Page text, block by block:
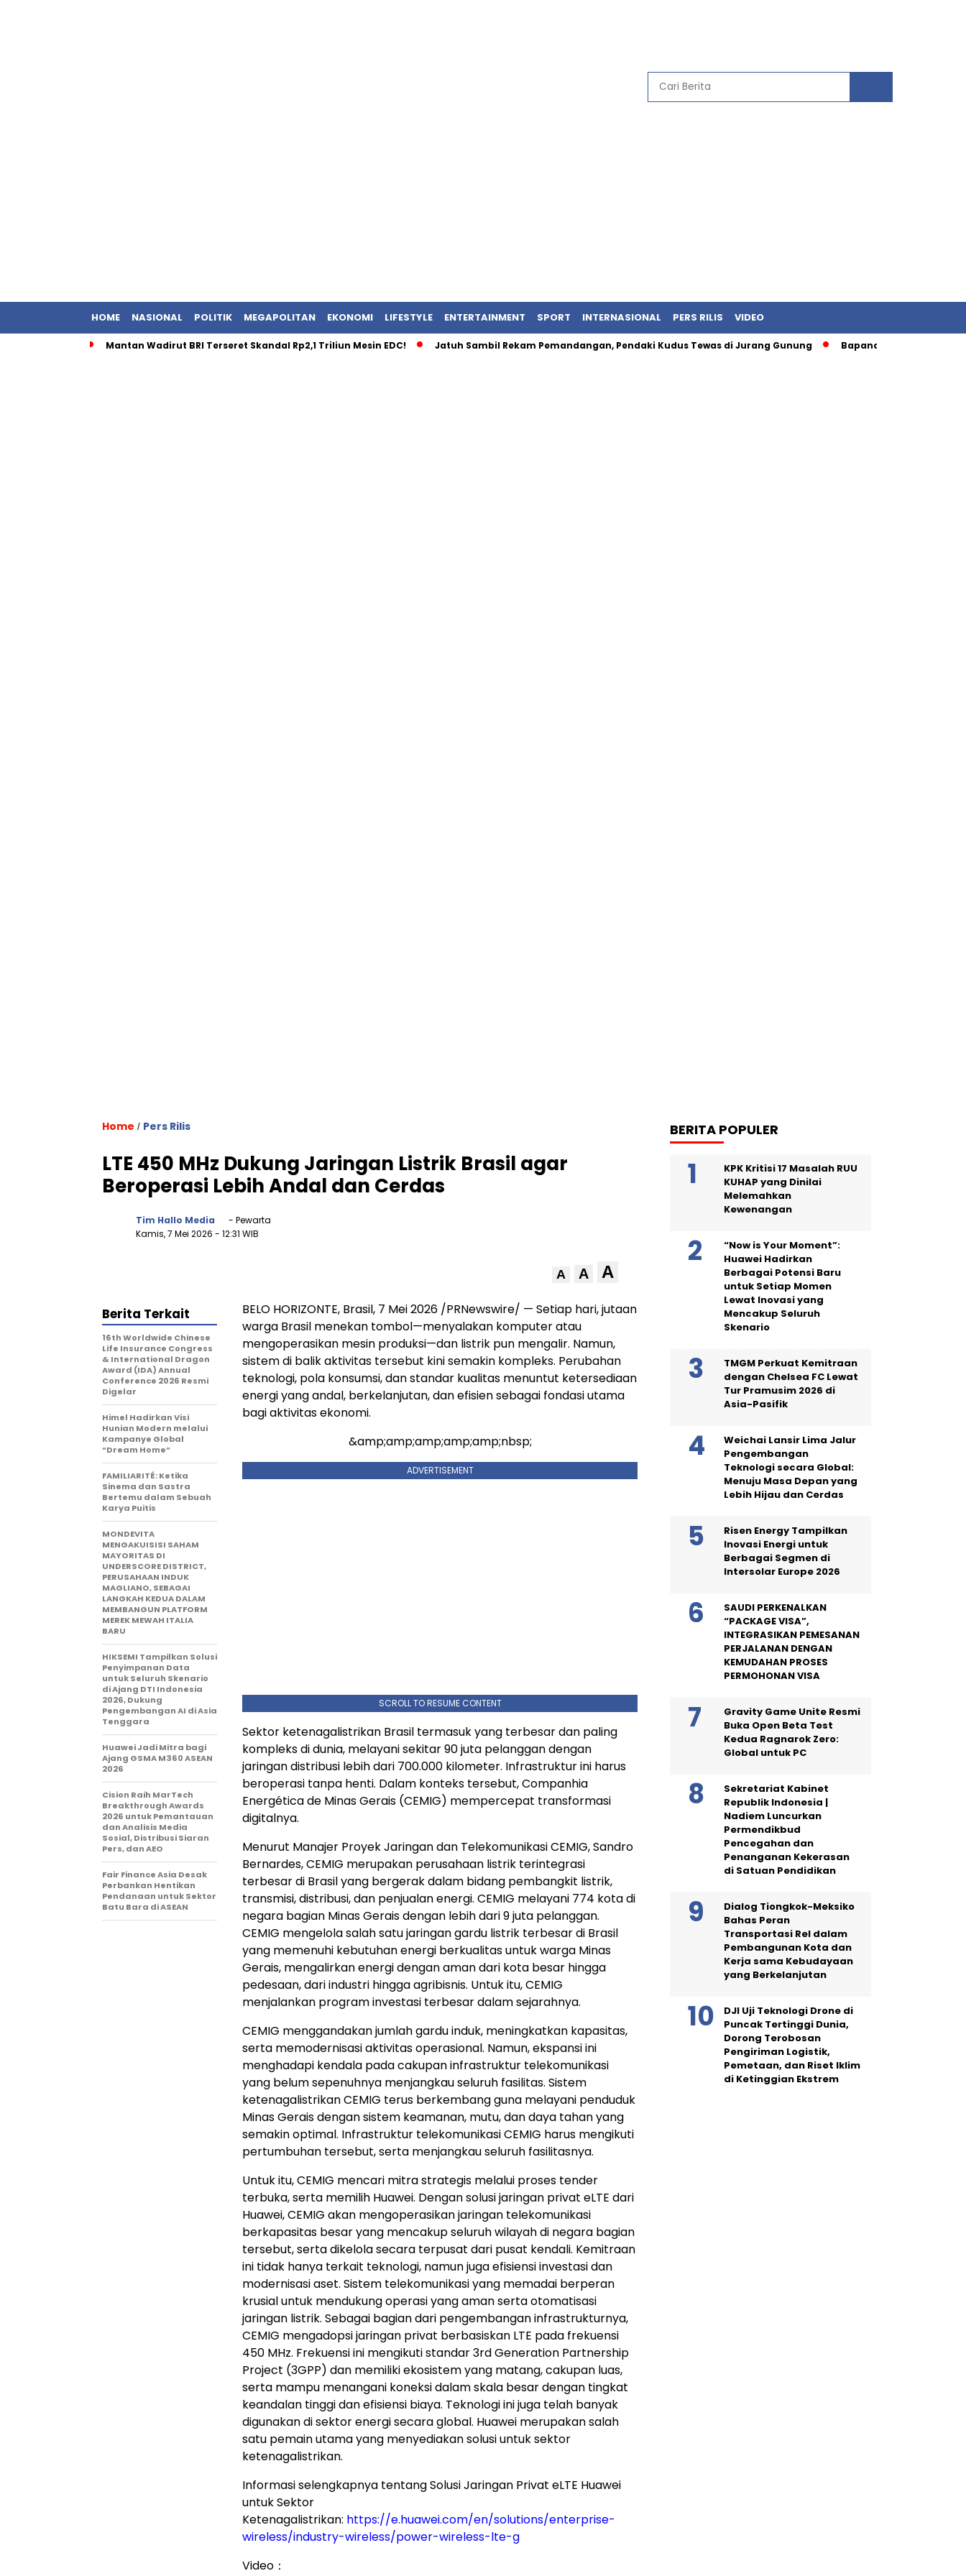
HOME NASIONAL POLITIK MEGAPOLITAN EKONOMI LIFESTYLE ENTERTAINMENT SPORT INTERNASIONAL PERS RILIS VIDEO
Mantan Wadirut BRI Terseret Skandal Rp2,1 Triliun Mesin EDC! Jatuh Sambil Rekam Pemandangan, Pendaki Kudus Tewas di Jurang Gunung Bapanas Umumkan
Home / Pers Rilis
LTE 450 MHz Dukung Jaringan Listrik Brasil agar
Beroperasi Lebih Andal dan Cerdas
Tim Hallo Media
- Pewarta
Kamis, 7 Mei 2026 - 12:31 WIB
A A A
BELO HORIZONTE, Brasil, 7 Mei 2026 /PRNewswire/ — Setiap hari, jutaan
warga Brasil menekan tombol—menyalakan komputer atau
mengoperasikan mesin produksi—dan listrik pun mengalir. Namun,
sistem di balik aktivitas tersebut kini semakin kompleks. Perubahan
teknologi, pola konsumsi, dan standar kualitas menuntut ketersediaan
energi yang andal, berkelanjutan, dan efisien sebagai fondasi utama
bagi aktivitas ekonomi.
&amp;amp;amp;amp;amp;nbsp;
ADVERTISEMENT
SCROLL TO RESUME CONTENT
Sektor ketenagalistrikan Brasil termasuk yang terbesar dan paling
kompleks di dunia, melayani sekitar 90 juta pelanggan dengan
jaringan distribusi lebih dari 700.000 kilometer. Infrastruktur ini harus
beroperasi tanpa henti. Dalam konteks tersebut, Companhia
Energética de Minas Gerais (CEMIG) mempercepat transformasi
digitalnya.
Menurut Manajer Proyek Jaringan dan Telekomunikasi CEMIG, Sandro
Bernardes, CEMIG merupakan perusahaan listrik terintegrasi
terbesar di Brasil yang bergerak dalam bidang pembangkit listrik,
transmisi, distribusi, dan penjualan energi. CEMIG melayani 774 kota di
negara bagian Minas Gerais dengan lebih dari 9 juta pelanggan.
CEMIG mengelola salah satu jaringan gardu listrik terbesar di Brasil
yang memenuhi kebutuhan energi berkualitas untuk warga Minas
Gerais, mengalirkan energi dengan aman dari kota besar hingga
pedesaan, dari industri hingga agribisnis. Untuk itu, CEMIG
menjalankan program investasi terbesar dalam sejarahnya.
CEMIG menggandakan jumlah gardu induk, meningkatkan kapasitas,
serta memodernisasi aktivitas operasional. Namun, ekspansi ini
menghadapi kendala pada cakupan infrastruktur telekomunikasi
yang belum sepenuhnya menjangkau seluruh fasilitas. Sistem
ketenagalistrikan CEMIG terus berkembang guna melayani penduduk
Minas Gerais dengan sistem keamanan, mutu, dan daya tahan yang
semakin optimal. Infrastruktur telekomunikasi CEMIG harus mengikuti
pertumbuhan tersebut, serta menjangkau seluruh fasilitasnya.
Untuk itu, CEMIG mencari mitra strategis melalui proses tender
terbuka, serta memilih Huawei. Dengan solusi jaringan privat eLTE dari
Huawei, CEMIG akan mengoperasikan jaringan telekomunikasi
berkapasitas besar yang mencakup seluruh wilayah di negara bagian
tersebut, serta dikelola secara terpusat dari pusat kendali. Kemitraan
ini tidak hanya terkait teknologi, namun juga efisiensi investasi dan
modernisasi aset. Sistem telekomunikasi yang memadai berperan
krusial untuk mendukung operasi yang aman serta otomatisasi
jaringan listrik. Sebagai bagian dari pengembangan infrastrukturnya,
CEMIG mengadopsi jaringan privat berbasiskan LTE pada frekuensi
450 MHz. Frekuensi ini mengikuti standar 3rd Generation Partnership
Project (3GPP) dan memiliki ekosistem yang matang, cakupan luas,
serta mampu menangani koneksi dalam skala besar dengan tingkat
keandalan tinggi dan efisiensi biaya. Teknologi ini juga telah banyak
digunakan di sektor energi secara global. Huawei merupakan salah
satu pemain utama yang menyediakan solusi untuk sektor
ketenagalistrikan.
Informasi selengkapnya tentang Solusi Jaringan Privat eLTE Huawei
untuk Sektor
Ketenagalistrikan: https://e.huawei.com/en/solutions/enterprise-
wireless/industry-wireless/power-wireless-lte-g
Video：
Berita Terkait
16th Worldwide Chinese
Life Insurance Congress
& International Dragon
Award (IDA) Annual
Conference 2026 Resmi
Digelar
Himel Hadirkan Visi
Hunian Modern melalui
Kampanye Global
“Dream Home”
FAMILIARITÉ: Ketika
Sinema dan Sastra
Bertemu dalam Sebuah
Karya Puitis
MONDEVITA
MENGAKUISISI SAHAM
MAYORITAS DI
UNDERSCORE DISTRICT,
PERUSAHAAN INDUK
MAGLIANO, SEBAGAI
LANGKAH KEDUA DALAM
MEMBANGUN PLATFORM
MEREK MEWAH ITALIA
BARU
HIKSEMI Tampilkan Solusi
Penyimpanan Data
untuk Seluruh Skenario
di Ajang DTI Indonesia
2026, Dukung
Pengembangan AI di Asia
Tenggara
Huawei Jadi Mitra bagi
Ajang GSMA M360 ASEAN
2026
Cision Raih MarTech
Breakthrough Awards
2026 untuk Pemantauan
dan Analisis Media
Sosial, Distribusi Siaran
Pers, dan AEO
Fair Finance Asia Desak
Perbankan Hentikan
Pendanaan untuk Sektor
Batu Bara di ASEAN
BERITA POPULER
KPK Kritisi 17 Masalah RUU
KUHAP yang Dinilai
Melemahkan
Kewenangan
“Now is Your Moment”:
Huawei Hadirkan
Berbagai Potensi Baru
untuk Setiap Momen
Lewat Inovasi yang
Mencakup Seluruh
Skenario
TMGM Perkuat Kemitraan
dengan Chelsea FC Lewat
Tur Pramusim 2026 di
Asia-Pasifik
Weichai Lansir Lima Jalur
Pengembangan
Teknologi secara Global:
Menuju Masa Depan yang
Lebih Hijau dan Cerdas
Risen Energy Tampilkan
Inovasi Energi untuk
Berbagai Segmen di
Intersolar Europe 2026
SAUDI PERKENALKAN
“PACKAGE VISA”,
INTEGRASIKAN PEMESANAN
PERJALANAN DENGAN
KEMUDAHAN PROSES
PERMOHONAN VISA
Gravity Game Unite Resmi
Buka Open Beta Test
Kedua Ragnarok Zero:
Global untuk PC
Sekretariat Kabinet
Republik Indonesia |
Nadiem Luncurkan
Permendikbud
Pencegahan dan
Penanganan Kekerasan
di Satuan Pendidikan
Dialog Tiongkok-Meksiko
Bahas Peran
Transportasi Rel dalam
Pembangunan Kota dan
Kerja sama Kebudayaan
yang Berkelanjutan
DJI Uji Teknologi Drone di
Puncak Tertinggi Dunia,
Dorong Terobosan
Pengiriman Logistik,
Pemetaan, dan Riset Iklim
di Ketinggian Ekstrem